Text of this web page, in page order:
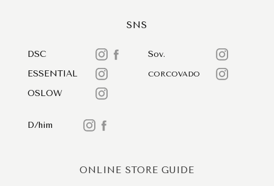
SNS
DSC
Sov.
ESSENTIAL
CORCOVADO
OSLOW
D/him
ONLINE STORE GUIDE